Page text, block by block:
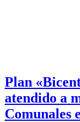
Plan
atendido a
Comunales